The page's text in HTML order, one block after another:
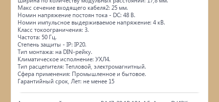
Макс сечение входящего кабеля2: 25 мм.
Номин напряжение постоян тока - DC: 48 В.
Номин импульсное выдерживаемое напряжение: 4 кВ.
Класс токоограничения: 3.
Частота: 50 Гц.
Степень защиты - IP: IP20.
Тип монтажа: на DIN-рейку.
Климатическое исполнение: УХЛ4.
Тип расцепителя: Тепловой, электромагнитный.
Сфера применения: Промышленное и бытовое.
Гарантийный срок, Лет: не менее 15